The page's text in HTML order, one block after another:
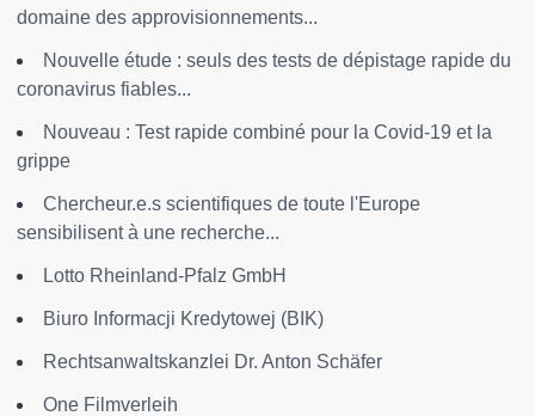
domaine des approvisionnements...
Nouvelle étude : seuls des tests de dépistage rapide du
coronavirus fiables...
Nouveau : Test rapide combiné pour la Covid-19 et la
grippe
Chercheur.e.s scientifiques de toute l'Europe
sensibilisent à une recherche...
Lotto Rheinland-Pfalz GmbH
Biuro Informacji Kredytowej (BIK)
Rechtsanwaltskanzlei Dr. Anton Schäfer
One Filmverleih